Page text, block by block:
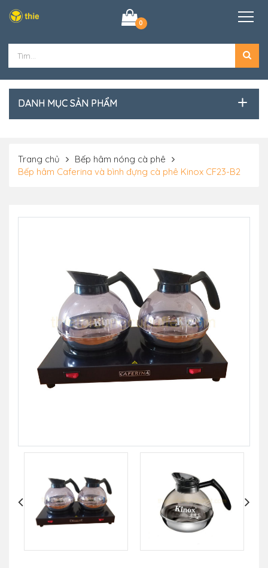
0
DANH MỤC SẢN PHẨM
Trang chủ
Bếp hâm nóng cà phê
Bếp hâm Caferina và bình đựng cà phê Kinox CF23-B2